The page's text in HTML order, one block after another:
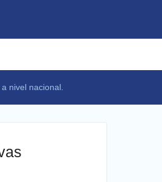
nivel nacional.